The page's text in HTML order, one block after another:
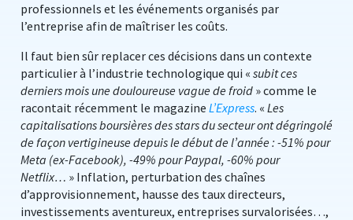
professionnels et les événements organisés par
l’entreprise afin de maîtriser les coûts.
Il faut bien sûr replacer ces décisions dans un contexte
particulier à l’industrie technologique qui « subit ces
derniers mois une douloureuse vague de froid » comme le
racontait récemment le magazine L’Express. « Les
capitalisations boursières des stars du secteur ont dégringolé
de façon vertigineuse depuis le début de l’année : -51% pour
Meta (ex-Facebook), -49% pour Paypal, -60% pour
Netflix… » Inflation, perturbation des chaînes
d’approvisionnement, hausse des taux directeurs,
investissements aventureux, entreprises survalorisées…,